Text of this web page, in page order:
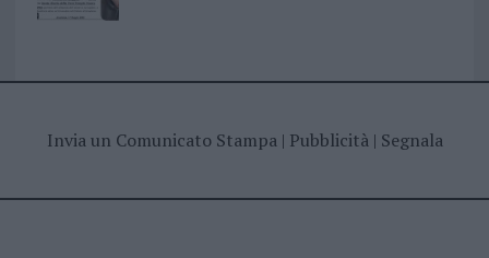
Invia un Comunicato Stampa| Pubblicità| Segnala